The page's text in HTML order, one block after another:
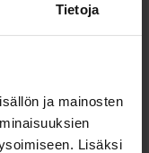
Tietoja
ja mainosten
Lisäksi
yhteyttä